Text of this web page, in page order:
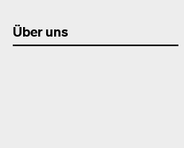
Über uns